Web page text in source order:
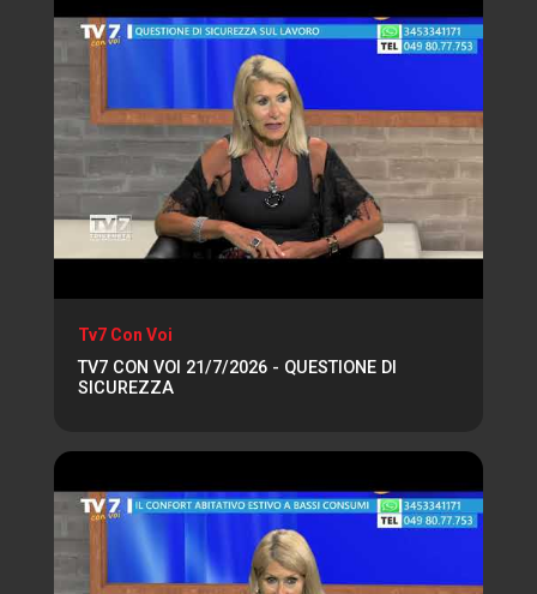
Tv7 Con Voi
TV7 CON VOI 21/7/2026 - QUESTIONE DI
SICUREZZA